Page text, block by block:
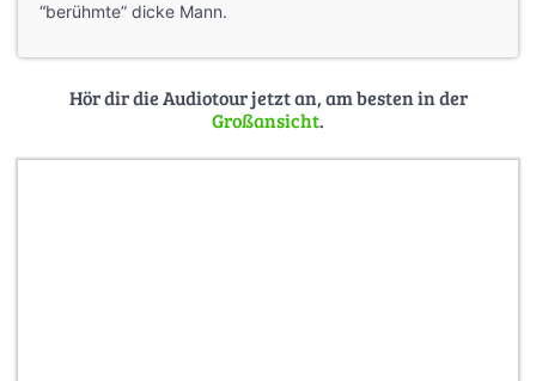
“berühmte” dicke Mann.
Hör dir die Audiotour jetzt an, am besten in der
Großansicht.